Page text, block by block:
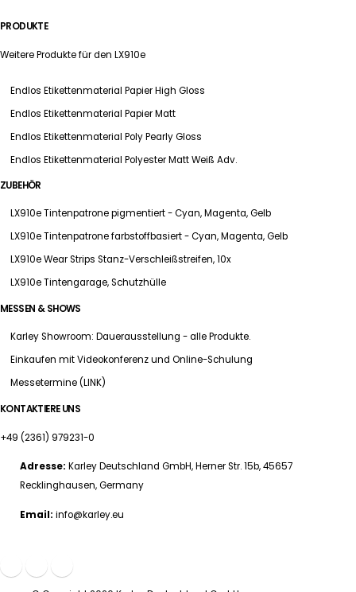
PRODUKTE
Weitere Produkte für den LX910e
Endlos Etikettenmaterial Papier High Gloss
Endlos Etikettenmaterial Papier Matt
Endlos Etikettenmaterial Poly Pearly Gloss
Endlos Etikettenmaterial Polyester Matt Weiß Adv.
ZUBEHÖR
LX910e Tintenpatrone pigmentiert - Cyan, Magenta, Gelb
LX910e Tintenpatrone farbstoffbasiert - Cyan, Magenta, Gelb
LX910e Wear Strips Stanz-Verschleißstreifen, 10x
LX910e Tintengarage, Schutzhülle
MESSEN & SHOWS
Karley Showroom: Dauerausstellung - alle Produkte.
Einkaufen mit Videokonferenz und Online-Schulung
Messetermine (LINK)
KONTAKTIERE UNS
+49 (2361) 979231-0
Adresse: Karley Deutschland GmbH, Herner Str. 15b, 45657
Recklinghausen, Germany
Email: info@karley.eu